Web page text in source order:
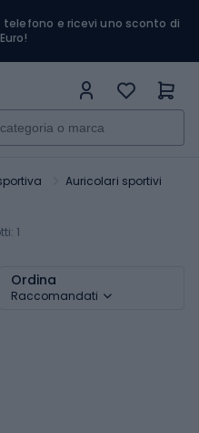
e ricevi uno sconto di
Auricolari sportivi
1
Ordina
Raccomandati